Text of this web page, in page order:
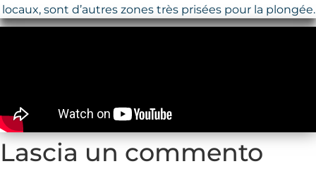
locaux, sont d’autres zones très prisées pour la plongée.
Lascia un commento